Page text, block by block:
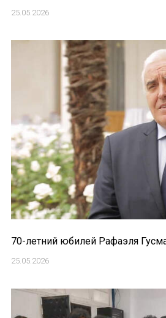
25.05.2026
70-летний юбилей Рафаэля
25.05.2026